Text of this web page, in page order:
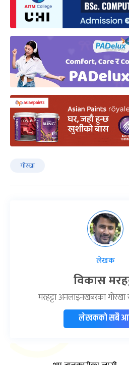
गोरखा
लेखक
विकास
मरहट्टा अनलाइनखबरका गोरखा
लेखकको सबै